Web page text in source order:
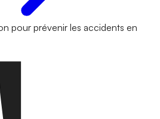
pour prévenir les accidents en